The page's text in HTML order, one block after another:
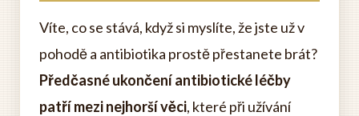
Víte, co se stává, když si myslíte, že jste už v
pohodě a antibiotika prostě přestanete brát?
Předčasné ukončení antibiotické léčby
patří mezi nejhorší věci, které při užívání